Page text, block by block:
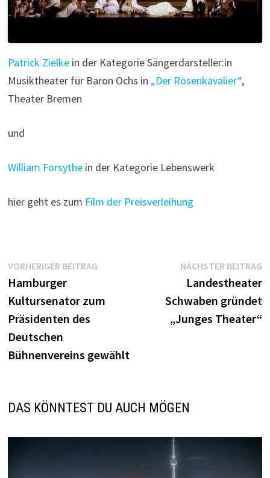
Patrick Zielke in der Kategorie Sängerdarsteller:in
Musiktheater für Baron Ochs in „Der Rosenkavalier“,
Theater Bremen
und
William Forsythe in der Kategorie Lebenswerk
hier geht es zum Film der Preisverleihung
Beitragsnavigation
VORHERIGER BEITRAG
Hamburger
Kultursenator zum
Präsidenten des
Deutschen
Bühnenvereins gewählt
NÄCHSTER BEITRAG
Landestheater
Schwaben gründet
„Junges Theater“
DAS KÖNNTEST DU AUCH MÖGEN